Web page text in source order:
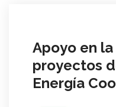
Apoyo en
proyectos
Energía